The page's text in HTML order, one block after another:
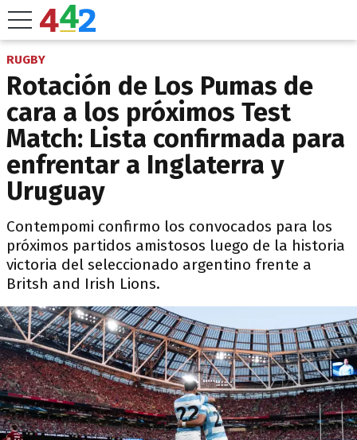
RUGBY
Rotación de Los Pumas de
cara a los próximos Test
Match: Lista confirmada para
enfrentar a Inglaterra y
Uruguay
Contempomi confirmo los convocados para los
próximos partidos amistosos luego de la historia
victoria del seleccionado argentino frente a
Britsh and Irish Lions.